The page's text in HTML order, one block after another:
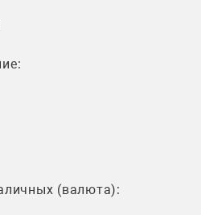
(валюта):